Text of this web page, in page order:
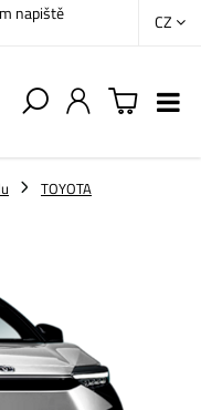
napiště
CZ
TOYOTA